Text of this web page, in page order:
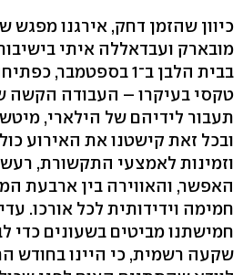
כיוון שהזמן דחק, אירגנו מפגש
מובארק ועבדאללה איתי
בבית הלבן ב־1
טקסי בעיקרו – העבודה הקשה
תעבור לידיהם של הילארי,
ובכל זאת קישטנו את האירוע
וזמינות לאמצעי התקשורת, רעש
האפשר, והאווירה בין ארבעת
חמימה וידידותית לכל אורכו.
חמישתנו מביטים בשעונים כדי
שקעה רשמית, כי היינו בחודש